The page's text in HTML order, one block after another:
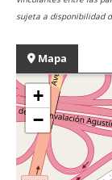
sujeta a disponibilidad
Mapa
+
−